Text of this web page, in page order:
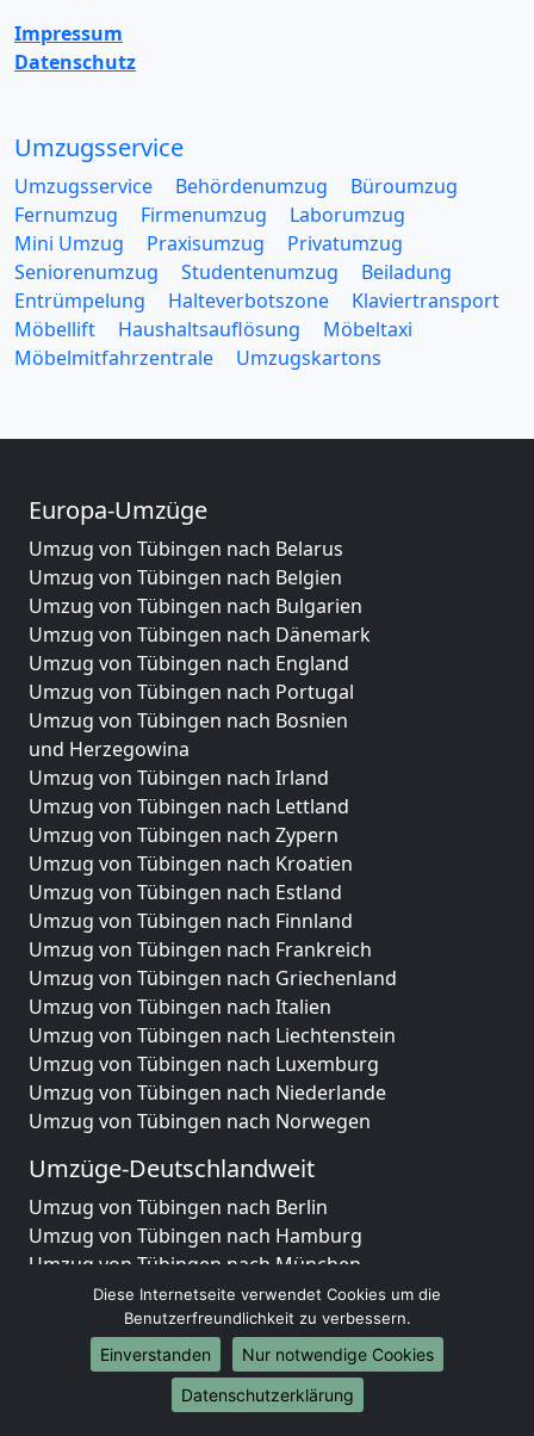
Impressum
Datenschutz
Umzugsservice
Umzugsservice Behördenumzug
Büroumzug
Fernumzug
Firmenumzug
Laborumzug
Mini Umzug
Praxisumzug
Privatumzug
Seniorenumzug
Studentenumzug
Beiladung
Entrümpelung
Halteverbotszone
Klaviertransport
Möbellift
Haushaltsauflösung
Möbeltaxi
Möbelmitfahrzentrale
Umzugskartons
Europa-Umzüge
Umzug von Tübingen nach Belarus
Umzug von Tübingen nach Belgien
Umzug von Tübingen nach Bulgarien
Umzug von Tübingen nach Dänemark
Umzug von Tübingen nach England
Umzug von Tübingen nach Portugal
Umzug von Tübingen nach Bosnien
und Herzegowina
Umzug von Tübingen nach Irland
Umzug von Tübingen nach Lettland
Umzug von Tübingen nach Zypern
Umzug von Tübingen nach Kroatien
Umzug von Tübingen nach Estland
Umzug von Tübingen nach Finnland
Umzug von Tübingen nach Frankreich
Umzug von Tübingen nach Griechenland
Umzug von Tübingen nach Italien
Umzug von Tübingen nach Liechtenstein
Umzug von Tübingen nach Luxemburg
Umzug von Tübingen nach Niederlande
Umzug von Tübingen nach Norwegen
Umzüge-Deutschlandweit
Umzug von Tübingen nach Berlin
Umzug von Tübingen nach Hamburg
Umzug von Tübingen nach München
Umzug von Tübingen nach Köln
Umzug von Tübingen nach Frankfurt am Main
Umzug von Tübingen nach Stuttgart
Umzug von Tübingen nach Düsseldorf
Umzug von Tübingen nach Leipzig
Diese Internetseite verwendet Cookies um die
Benutzerfreundlichkeit zu verbessern.
Einverstanden
Nur notwendige Cookies
Datenschutzerklärung